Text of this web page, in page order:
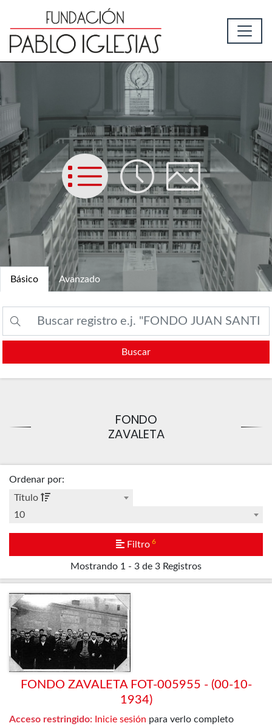
List Time Picture
Básico Avanzado
Buscar
FONDO
ZAVALETA
Mostrando 1 - 3 de 3 Registros
Ordenar por:
Título
10
Filtro 6
FONDO ZAVALETA FOT-005955 - (00-10-
1934)
Acceso restringido: Inicie sesión para verlo completo